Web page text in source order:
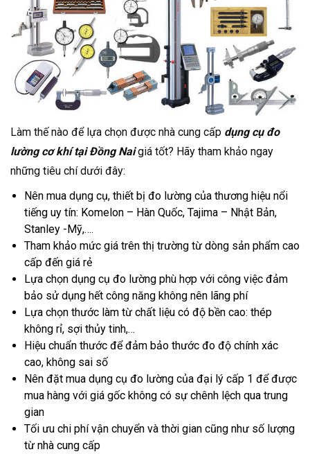
Làm thế nào để lựa chọn được nhà cung cấp dụng cụ đo
lường cơ khí tại Đồng Naigiá tốt? Hãy tham khảo ngay
những tiêu chí dưới đây:
Nên mua dụng cụ, thiết bị đo lường của thương hiệu nổi
tiếng uy tín: Komelon – Hàn Quốc, Tajima – Nhật Bản,
Stanley -Mỹ,….
Tham khảo mức giá trên thị trường từ dòng sản phẩm cao
cấp đến giá rẻ
Lựa chọn dụng cụ đo lường phù hợp với công việc đảm
bảo sử dụng hết công năng không nên lãng phí
Lựa chọn thước làm từ chất liệu có độ bền cao: thép
không rỉ, sợi thủy tinh,…
Hiệu chuẩn thước để đảm bảo thước đo độ chính xác
cao, không sai số
Nên đặt mua dụng cụ đo lường của đại lý cấp 1 để được
mua hàng với giá gốc không có sự chênh lệch qua trung
gian
Tối ưu chi phí vận chuyển và thời gian cũng như số lượng
từ nhà cung cấp